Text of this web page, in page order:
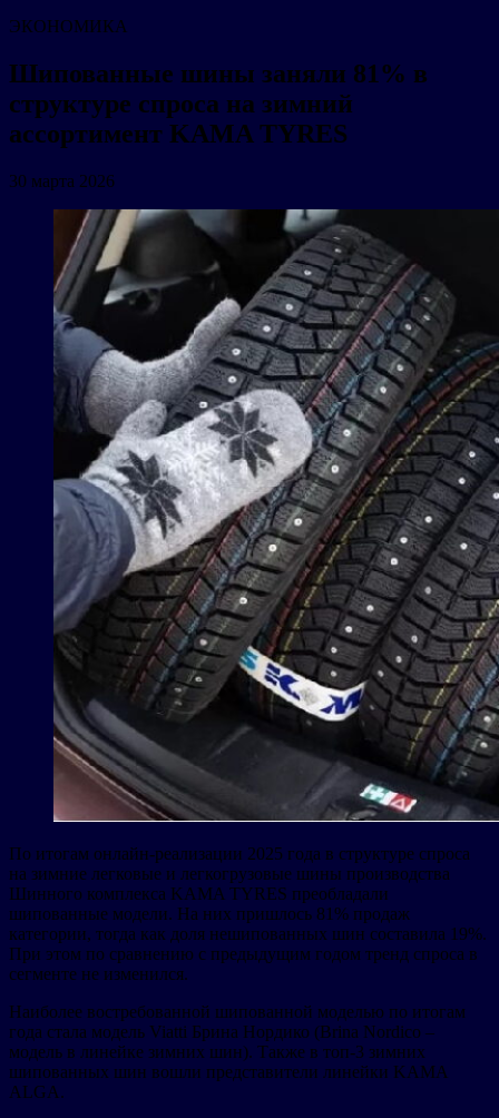
ЭКОНОМИКА
Шипованные шины заняли 81% в
структуре спроса на зимний
ассортимент KAMA TYRES
30 марта 2026
По итогам онлайн-реализации 2025 года в структуре спроса
на зимние легковые и легкогрузовые шины производства
Шинного комплекса KAMA TYRES преобладали
шипованные модели. На них пришлось 81% продаж
категории, тогда как доля нешипованных шин составила 19%.
При этом по сравнению с предыдущим годом тренд спроса в
сегменте не изменился.
Наиболее востребованной шипованной моделью по итогам
года стала модель Viatti Брина Нордико (Brina Nordico –
модель в линейке зимних шин). Также в топ-3 зимних
шипованных шин вошли представители линейки KAMA
ALGA.